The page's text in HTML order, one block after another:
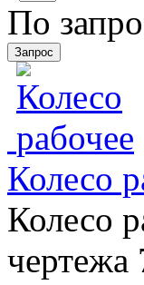
По
Колесо
Колесо
чертежа